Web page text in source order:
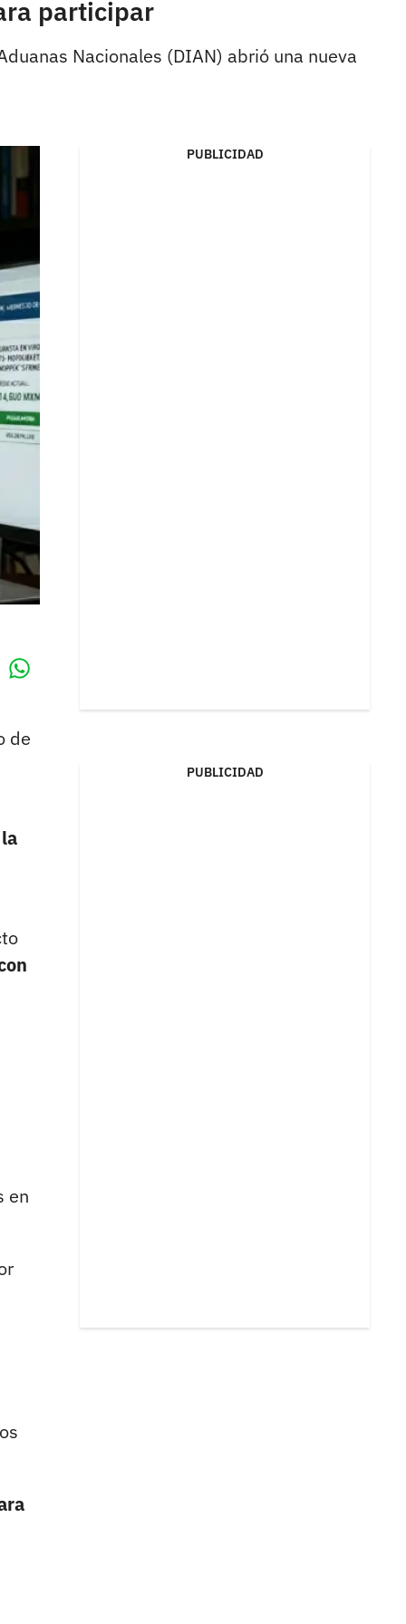
participar
Nacionales (DIAN) abrió una nueva
de
en
PUBLICIDAD
PUBLICIDAD